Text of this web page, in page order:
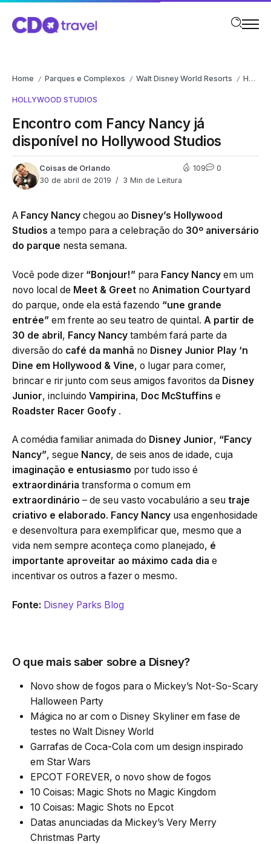
Home / Parques e Complexos / Walt Disney World Resorts / Hollywood Studios
HOLLYWOOD STUDIOS
Encontro com Fancy Nancy já
disponível no Hollywood Studios
Coisas de Orlando
30 de abril de 2019
3 Min de Leitura
109 0
A Fancy Nancy chegou ao Disney’s Hollywood
Studios a tempo para a celebração do 30º aniversário
do parque nesta semana.
Você pode dizer “Bonjour!” para Fancy Nancy em um
novo local de Meet & Greet no Animation Courtyard
do parque, onde ela está fazendo “une grande
entrée” em frente ao seu teatro de quintal. A partir de
30 de abril, Fancy Nancy também fará parte da
diversão do café da manhã no Disney Junior Play ‘n
Dine em Hollywood & Vine, o lugar para comer,
brincar e rir junto com seus amigos favoritos da Disney
Junior, incluindo Vampirina, Doc McStuffins e
Roadster Racer Goofy .
A comédia familiar animada do Disney Junior, “Fancy
Nancy”, segue Nancy, de seis anos de idade, cuja
imaginação e entusiasmo por tudo isso é
extraordinária transforma o comum em
extraordinário – de seu vasto vocabulário a seu traje
criativo e elaborado. Fancy Nancy usa engenhosidade
e desenvoltura para exemplificar que, mesmo que a
vida nem sempre aconteça como planejado, é
importante aproveitar ao máximo cada dia e
incentivar os outros a fazer o mesmo.
Fonte: Disney Parks Blog
O que mais saber sobre a Disney?
Novo show de fogos para o Mickey’s Not-So-Scary
Halloween Party
Mágica no ar com o Disney Skyliner em fase de
testes no Walt Disney World
Garrafas de Coca-Cola com um design inspirado
em Star Wars
EPCOT FOREVER, o novo show de fogos
10 Coisas: Magic Shots no Magic Kingdom
10 Coisas: Magic Shots no Epcot
Datas anunciadas da Mickey’s Very Merry
Christmas Party